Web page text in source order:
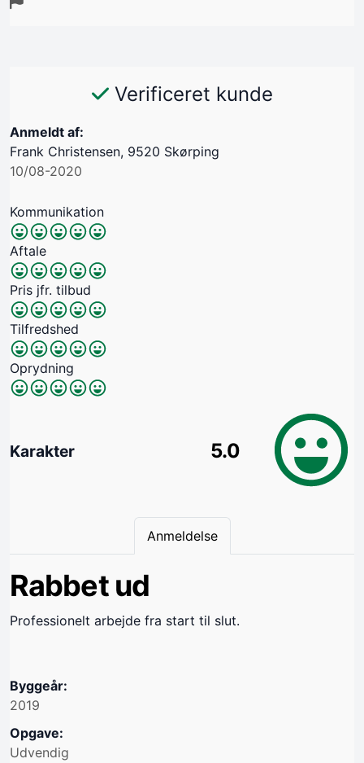
Verificeret kunde
Anmeldt af:
Frank Christensen, 9520 Skørping
10/08-2020
Kommunikation
Aftale
Pris jfr. tilbud
Tilfredshed
Oprydning
Karakter 5.0
Anmeldelse
Rabbet ud
Professionelt arbejde fra start til slut.
Byggeår:
2019
Opgave:
Udvendig